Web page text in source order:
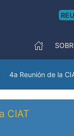
4a Reunión de la
CIAT